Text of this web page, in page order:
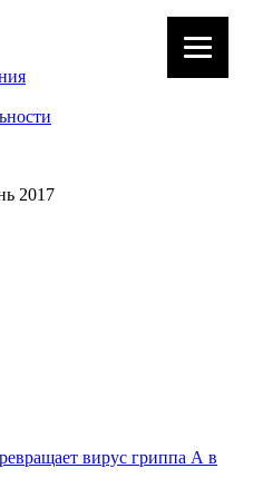
2017
вирус гриппа А в